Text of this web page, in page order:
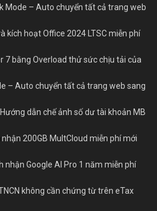
Mode – Auto chuyển tất cả trang web
kích hoạt Office 2024 LTSC miễn phí
7 bằng Overload thử sức chịu tải của
– Auto chuyển tất cả trang web sang
Hướng dẫn chế ảnh số dư tài khoản MB
200GB MultCloud miễn phí mới
nhận Google AI Pro 1 năm miễn phí
không cần chứng từ trên eTax